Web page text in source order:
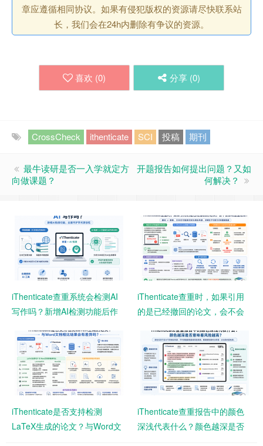
章应遵循相同协议。如果有侵犯版权的资源请尽快联系站
长，我们会在24h内删除有争议的资源。
喜欢 (0) 分享 (0)
CrossCheck ithenticate SCI 投稿 期刊
最牛读研是否一入学就定方
向做课题？
开题报告如何提出问题？又如
何解决？
iThenticate查重系统会检测AI
写作吗？新增AI检测功能后作
iThenticate查重时，如果引用
的是已经撤回的论文，会不会
iThenticate是否支持检测
LaTeX生成的论文？与Word文
iThenticate查重报告中的颜色
深浅代表什么？颜色越深是否